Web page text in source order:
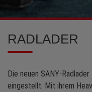
RADLADER
Die neuen SANY-
eingestellt. Mit ihrem